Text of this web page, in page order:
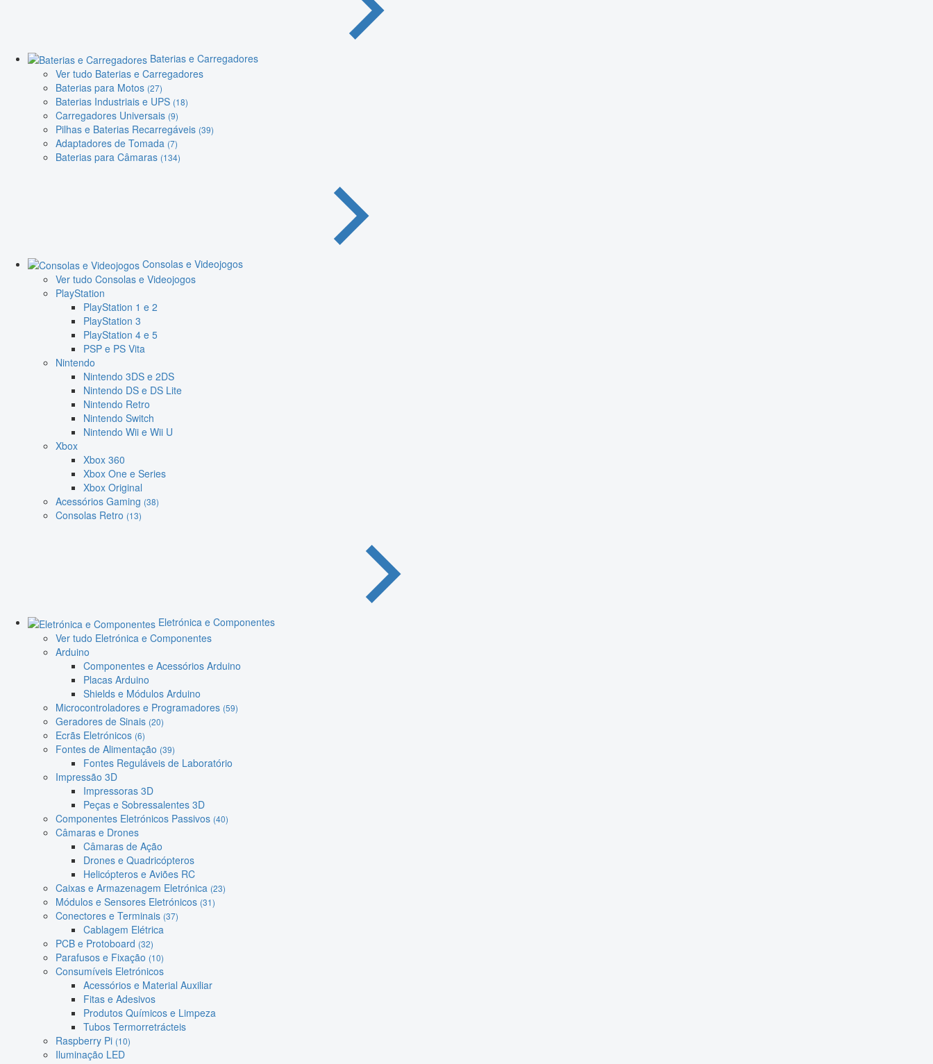
Baterias e Carregadores
Ver tudo Baterias e Carregadores
Baterias para Motos (27)
Baterias Industriais e UPS (18)
Carregadores Universais (9)
Pilhas e Baterias Recarregáveis (39)
Adaptadores de Tomada (7)
Baterias para Câmaras (134)
Consolas e Videojogos
Ver tudo Consolas e Videojogos
PlayStation
PlayStation 1 e 2
PlayStation 3
PlayStation 4 e 5
PSP e PS Vita
Nintendo
Nintendo 3DS e 2DS
Nintendo DS e DS Lite
Nintendo Retro
Nintendo Switch
Nintendo Wii e Wii U
Xbox
Xbox 360
Xbox One e Series
Xbox Original
Acessórios Gaming (38)
Consolas Retro (13)
Eletrónica e Componentes
Ver tudo Eletrónica e Componentes
Arduino
Componentes e Acessórios Arduino
Placas Arduino
Shields e Módulos Arduino
Microcontroladores e Programadores (59)
Geradores de Sinais (20)
Ecrãs Eletrónicos (6)
Fontes de Alimentação (39)
Fontes Reguláveis de Laboratório
Impressão 3D
Impressoras 3D
Peças e Sobressalentes 3D
Componentes Eletrónicos Passivos (40)
Câmaras e Drones
Câmaras de Ação
Drones e Quadricópteros
Helicópteros e Aviões RC
Caixas e Armazenagem Eletrónica (23)
Módulos e Sensores Eletrónicos (31)
Conectores e Terminais (37)
Cablagem Elétrica
PCB e Protoboard (32)
Parafusos e Fixação (10)
Consumíveis Eletrónicos
Acessórios e Material Auxiliar
Fitas e Adesivos
Produtos Químicos e Limpeza
Tubos Termorretrácteis
Raspberry Pi (10)
Iluminação LED